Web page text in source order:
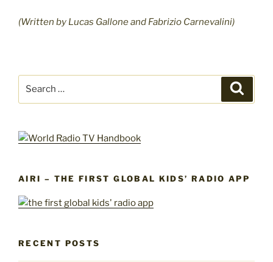
(Written by Lucas Gallone and Fabrizio Carnevalini)
AIRI – THE FIRST GLOBAL KIDS’ RADIO APP
RECENT POSTS